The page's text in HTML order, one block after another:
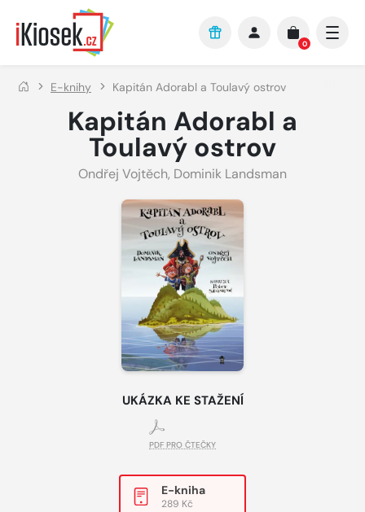
Přejít na hlavní obsah
0
E-knihy Kapitán Adorabl a Toulavý ostrov
Kapitán Adorabl a
Toulavý ostrov
Ondřej Vojtěch, Dominik Landsman
UKÁZKA KE STAŽENÍ
PDF PRO ČTEČKY
E-kniha
289 Kč